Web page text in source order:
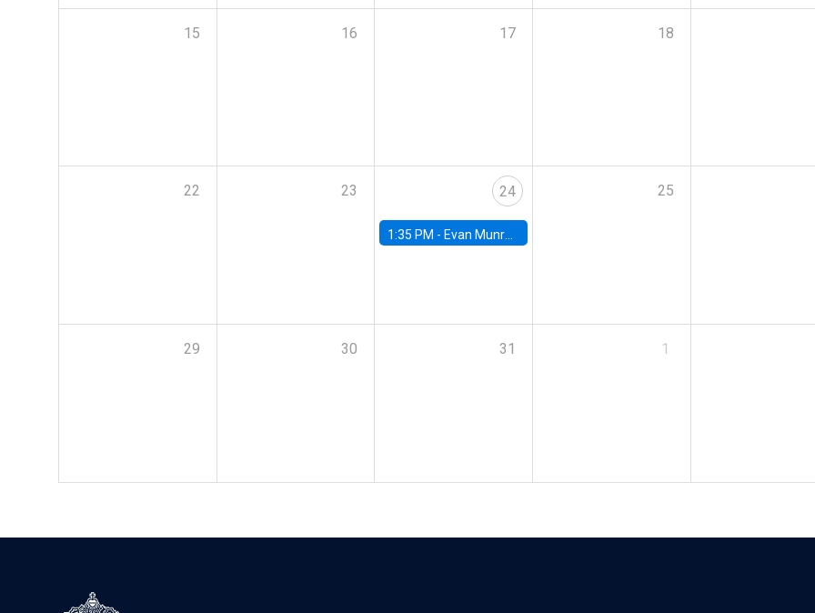
15 16 17 18
22 23 24
1:35 PM - Evan Munro, Neyman Visiting Assistant Professor in the Department of Statistics at UC Berkeley
25
29 30 31 1